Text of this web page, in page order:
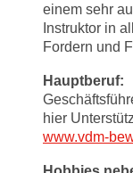
einem sehr
Instruktor in
Fordern und
Hauptberuf:
hier
www.vdm-